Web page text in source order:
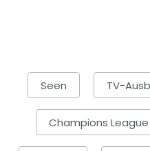
Seen TV-
Champions League